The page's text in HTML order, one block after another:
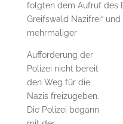
folgten dem Aufruf des
Greifswald Nazifrei“
mehrmaliger
Aufforderung der
Polizei nicht bereit
den Weg für die
Nazis freizugeben.
Die Polizei begann